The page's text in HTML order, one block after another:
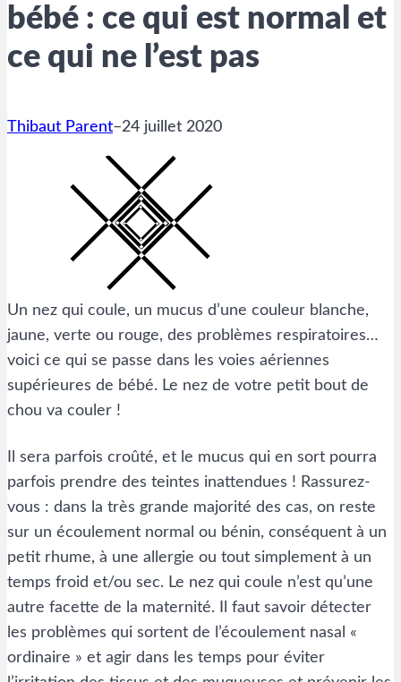
bébé : ce qui est normal et
ce qui ne l’est pas
Thibaut Parent–24 juillet 2020
Un nez qui coule, un mucus d’une couleur blanche,
jaune, verte ou rouge, des problèmes respiratoires…
voici ce qui se passe dans les voies aériennes
supérieures de bébé. Le nez de votre petit bout de
chou va couler !
Il sera parfois croûté, et le mucus qui en sort pourra
parfois prendre des teintes inattendues ! Rassurez-
vous : dans la très grande majorité des cas, on reste
sur un écoulement normal ou bénin, conséquent à un
petit rhume, à une allergie ou tout simplement à un
temps froid et/ou sec. Le nez qui coule n’est qu’une
autre facette de la maternité. Il faut savoir détecter
les problèmes qui sortent de l’écoulement nasal «
ordinaire » et agir dans les temps pour éviter